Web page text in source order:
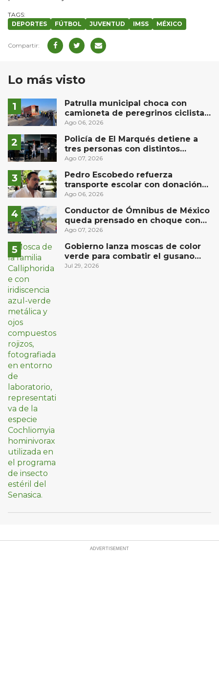
DEPORTES FÚTBOL JUVENTUD IMSS MÉXICO
Lo más visto
Patrulla municipal choca con
camioneta de peregrinos ciclistas
en la autopista México-Querétaro
Ago 06, 2026
Policía de El Marqués detiene a
tres personas con distintos
narcóticos
Ago 07, 2026
Pedro Escobedo refuerza
transporte escolar con donación
de camión de Flecha Amarilla para
Ago 06, 2026
Conductor de Ómnibus de México
queda prensado en choque con
materialista en San Juan del Río
Ago 07, 2026
Gobierno lanza moscas de color
verde para combatir el gusano
barrenador: no las mates
Jul 29, 2026